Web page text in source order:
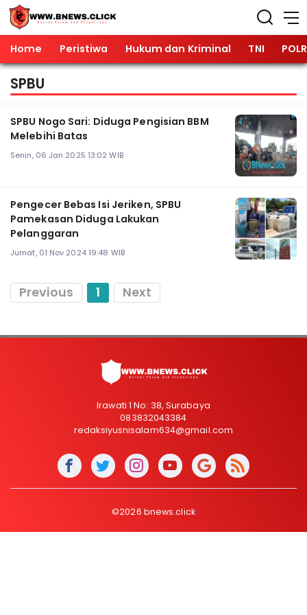
Home Peristiwa Hukum dan Kriminal TNI
SPBU
SPBU Nogo Sari: Diduga Pengisian BBM
Melebihi Batas
Senin, 06 Jan 2025 13:02 WIB
Pengecer Bebas Isi Jeriken, SPBU
Pamekasan Diduga Lakukan
Pelanggaran
Jumat, 01 Nov 2024 19:48 WIB
Previous 1 Next
Irawati 1 No: 38, Surabaya
083832043384
redaksiyusnisalam634@gmail.com
©2026 bnews.click